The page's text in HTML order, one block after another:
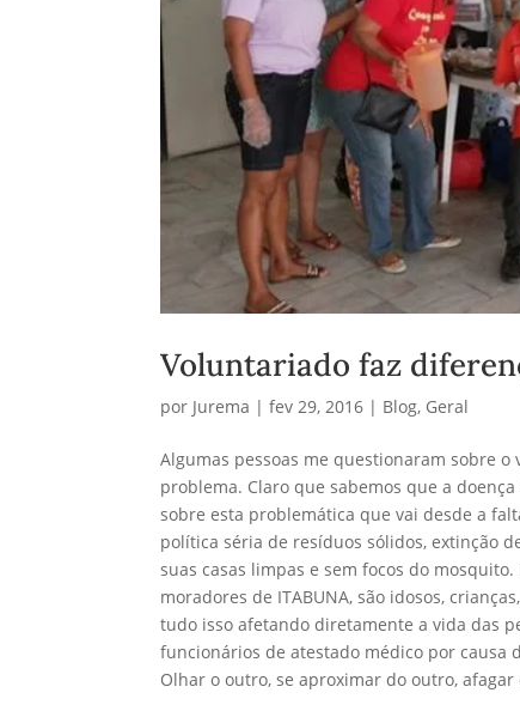
Voluntariado faz
por Jurema |fev 29, 2016 | Blog, Geral
Algumas pessoas me questionaram sobre
problema. Claro que sabemos que a
sobre esta problemática que vai desde a
política séria de resíduos sólidos, extinção
suas casas limpas e sem focos do
moradores de ITABUNA, são idosos,
tudo isso afetando diretamente a vida das
funcionários de atestado médico por causa
Olhar o outro, se aproximar do outro, afagar